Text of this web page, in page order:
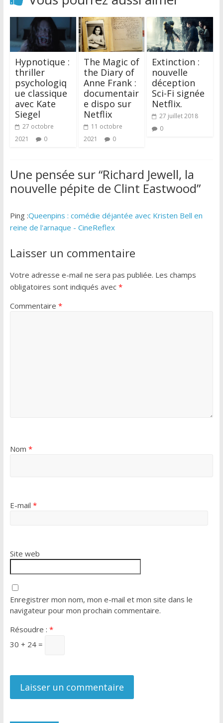
Hypnotique :
thriller
psychologiq
ue classique
avec Kate
Siegel
27 octobre
2021
0
The Magic of
the Diary of
Anne Frank :
documentair
e dispo sur
Netflix
11 octobre
2021
0
Extinction :
nouvelle
déception
Sci-Fi signée
Netflix.
27 juillet 2018
0
Une pensée sur “Richard Jewell, la
nouvelle pépite de Clint Eastwood”
Ping :Queenpins : comédie déjantée avec Kristen Bell en
reine de l'arnaque - CineReflex
Laisser un commentaire
Votre adresse e-mail ne sera pas publiée. Les champs
obligatoires sont indiqués avec *
Commentaire *
Nom *
E-mail *
Site web
Enregistrer mon nom, mon e-mail et mon site dans le
navigateur pour mon prochain commentaire.
Résoudre : *
30 + 24 =